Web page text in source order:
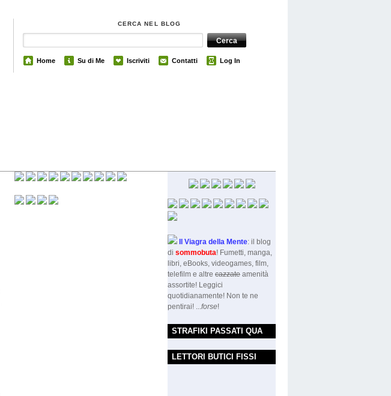
CERCA NEL BLOG
Home Su di Me Iscriviti Contatti Log In
Il Viagra della Mente: il blog
di sommobuta! Fumetti, manga,
libri, eBooks, videogames, film,
telefilm e altre cazzate amenità
assortite! Leggici
quotidianamente! Non te ne
pentirai! ...forse!
STRAFIKI PASSATI QUA
LETTORI BUTICI FISSI